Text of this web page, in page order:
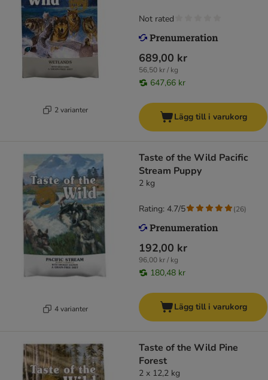
2 varianter
689,00 kr
56,50 kr / kg
647,66 kr
Not rated
Lägg till i varukorg
4 varianter
Taste of the Wild Pacific
Stream Puppy
2 kg
192,00 kr
96,00 kr / kg
180,48 kr
Rating: 4.7/5 (26)
Lägg till i varukorg
Taste of the Wild Pine
Forest
2 x 12,2 kg